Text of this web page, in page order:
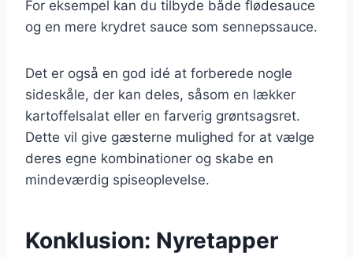
For eksempel kan du tilbyde både flødesauce
og en mere krydret sauce som sennepssauce.
Det er også en god idé at forberede nogle
sideskåle, der kan deles, såsom en lækker
kartoffelsalat eller en farverig grøntsagsret.
Dette vil give gæsterne mulighed for at vælge
deres egne kombinationer og skabe en
mindeværdig spiseoplevelse.
Konklusion: Nyretapper